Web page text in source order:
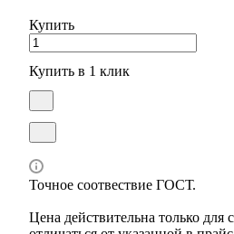
Купить
Купить в 1 клик
Точное соотвествие ГОСТ.
Цена действительна только для